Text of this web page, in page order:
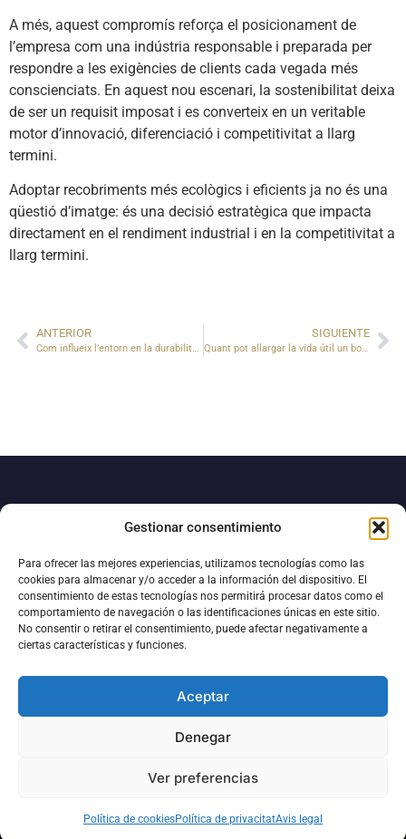
Gestionar consentimiento
Para ofrecer las mejores experiencias, utilizamos tecnologías como las
cookies para almacenar y/o acceder a la información del dispositivo. El
consentimiento de estas tecnologías nos permitirá procesar datos como el
comportamiento de navegación o las identificaciones únicas en este sitio.
No consentir o retirar el consentimiento, puede afectar negativamente a
ciertas características y funciones.
Aceptar
Denegar
Ver preferencias
Política de cookiesPolítica de privacitatAvis legal
A més, aquest compromís reforça el posicionament de
l’empresa com una indústria responsable i preparada per
respondre a les exigències de clients cada vegada més
conscienciats. En aquest nou escenari, la sostenibilitat deixa
de ser un requisit imposat i es converteix en un veritable
motor d’innovació, diferenciació i competitivitat a llarg
termini.
Adoptar recobriments més ecològics i eficients ja no és una
qüestió d’imatge: és una decisió estratègica que impacta
directament en el rendiment industrial i en la competitivitat a
llarg termini.
ANTERIOR
Com influeix l’entorn en la durabilitat del pintat industrial?
SIGUIENTE
Quant pot allargar la vida útil un bon pintat industrial?
Collbaix, s/n Polígon Industrial Sant Isidre II 08272 Sant Fruitós
de Bages Barcelona - SPAIN